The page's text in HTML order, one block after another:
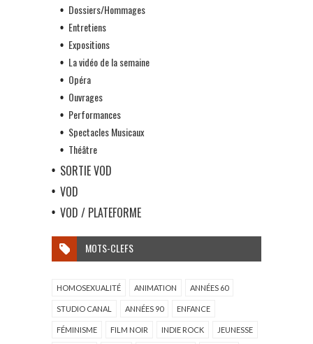
Dossiers/Hommages
Entretiens
Expositions
La vidéo de la semaine
Opéra
Ouvrages
Performances
Spectacles Musicaux
Théâtre
SORTIE VOD
VOD
VOD / PLATEFORME
MOTS-CLEFS
HOMOSEXUALITÉ ANIMATION ANNÉES 60
STUDIO CANAL ANNÉES 90 ENFANCE
FÉMINISME FILM NOIR INDIE ROCK JEUNESSE